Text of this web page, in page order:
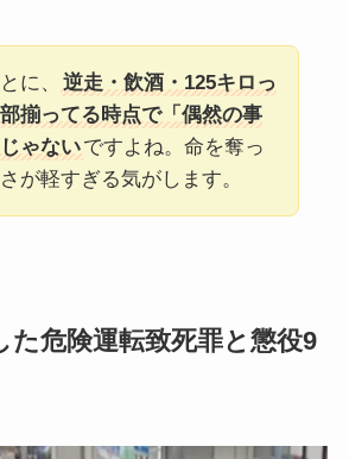
に、
逆走・飲酒・125キロっ
揃ってる時点で「偶然の事
ゃないですよね。命を奪っ
が軽すぎる気がします。
た危険運転致死罪と懲役9